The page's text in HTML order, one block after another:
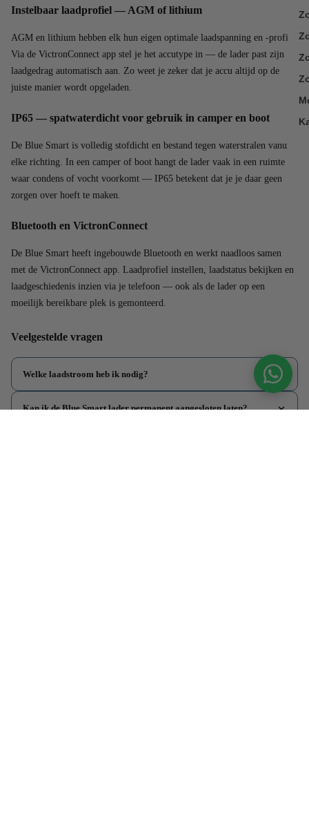
Instelbaar laadprofiel — AGM of lithium
AGM en lithium hebben elk hun eigen optimale laadspanning en -profiel.
Via de VictronConnect app stel je het accutype in — de lader past zijn
laadgedrag automatisch aan. Zo weet je zeker dat je accu altijd op de
juiste manier wordt opgeladen.
IP65 — spatwaterdicht voor gebruik in camper en boot
De Blue Smart is volledig stofdicht en bestand tegen waterstralen vanuit
elke richting. In een camper of boot hangt de lader vaak in een ruimte
waar condens of vocht voorkomt — IP65 betekent dat je je daar geen
zorgen over hoeft te maken.
Bluetooth en VictronConnect
De Blue Smart heeft ingebouwde Bluetooth en werkt naadloos samen
met de VictronConnect app. Laadprofiel instellen, laadstatus bekijken en
laadgeschiedenis inzien via je telefoon — ook als de lader op een
moeilijk bereikbare plek is gemonteerd.
Veelgestelde vragen
Welke laadstroom heb ik nodig?
Kan ik de Blue Smart lader permanent aangesloten laten?